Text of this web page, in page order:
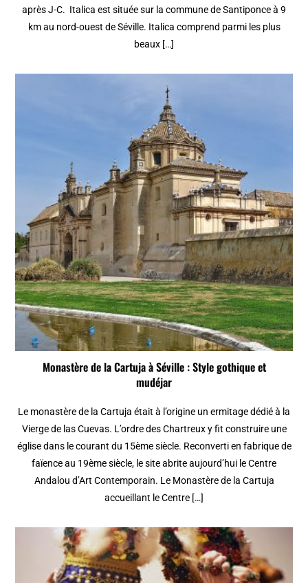
après J-C. Italica est située sur la commune de Santiponce à 9
km au nord-ouest de Séville. Italica comprend parmi les plus
beaux […]
Monastère de la Cartuja à Séville : Style gothique et
mudéjar
Le monastère de la Cartuja était à l’origine un ermitage dédié à la
Vierge de las Cuevas. L’ordre des Chartreux y fit construire une
église dans le courant du 15ème siècle. Reconverti en fabrique de
faïence au 19ème siècle, le site abrite aujourd’hui le Centre
Andalou d’Art Contemporain. Le Monastère de la Cartuja
accueillant le Centre […]